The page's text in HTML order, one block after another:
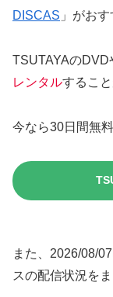
DISCAS 」がおす
TSUTAYAのDVD
レンタルすること
今なら30日間無
また、2026/08/
スの配信状況をま